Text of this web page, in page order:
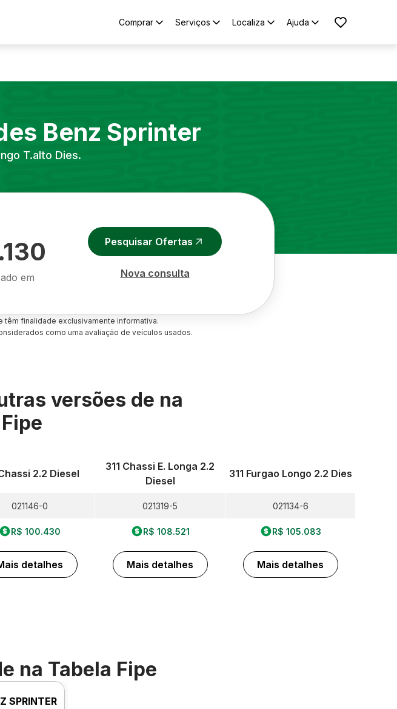
Comprar Serviços Localiza Ajuda
Benz Sprinter
T.alto Dies.
em
Pesquisar Ofertas
Nova consulta
finalidade exclusivamente informativa.
como uma avaliação de veículos usados.
versões de na
2.2 Diesel
021146-0
R$ 100.430
detalhes
311 Chassi E. Longa 2.2
Diesel
021319-5
R$ 108.521
Mais detalhes
311 Furgao Longo 2.2 Dies
021134-6
R$ 105.083
Mais detalhes
na Tabela Fipe
SPRINTER